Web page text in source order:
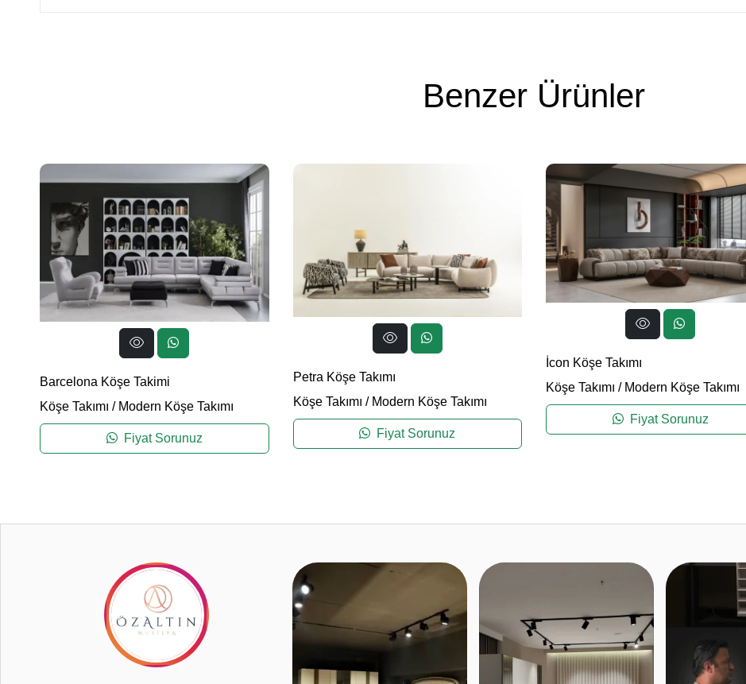
Benzer Ürünler
Barcelona Köşe Takimi
Köşe Takımı / Modern Köşe Takımı
Fiyat Sorunuz
Petra Köşe Takımı
Köşe Takımı / Modern Köşe Takımı
Fiyat Sorunuz
İcon Köşe Takımı
Köşe Takımı / Modern Köşe Takımı
Fiyat Sorunuz